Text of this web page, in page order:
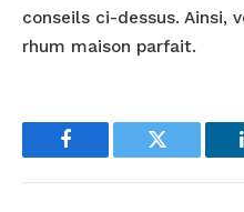
conseils ci-dessus. Ainsi,
rhum maison parfait.
Facebook Twitter